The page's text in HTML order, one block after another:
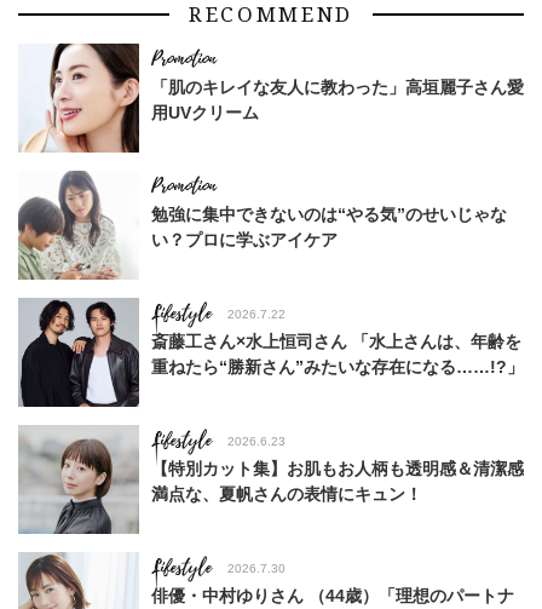
RECOMMEND
「肌のキレイな友人に教わった」高垣麗子さん愛
用UVクリーム
勉強に集中できないのは“やる気”のせいじゃな
い？プロに学ぶアイケア
Lifestyle 2026.7.22
斎藤工さん×水上恒司さん 「水上さんは、年齢を
重ねたら“勝新さん”みたいな存在になる……!?」
Lifestyle 2026.6.23
【特別カット集】お肌もお人柄も透明感＆清潔感
満点な、夏帆さんの表情にキュン！
Lifestyle 2026.7.30
俳優・中村ゆりさん （44歳）「理想のパートナ